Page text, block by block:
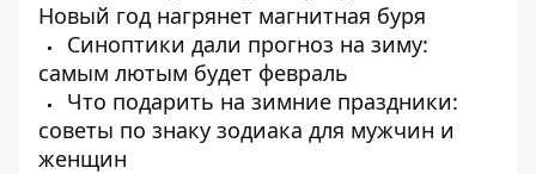
Новый год нагрянет магнитная буря
Синоптики дали прогноз на зиму:
самым лютым будет февраль
Что подарить на зимние праздники:
советы по знаку зодиака для мужчин и
женщин